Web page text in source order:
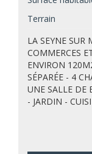
Terrain
LA SEYNE SUR
COMMERCES
ENVIRON
SÉPARÉE - 4
UNE SALLE DE
- JARDIN -